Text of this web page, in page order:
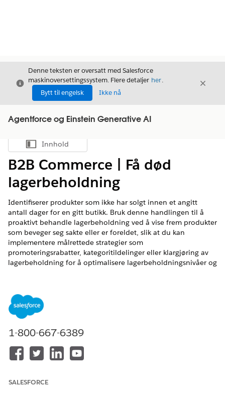
Avslutt
Denne teksten er oversatt med Salesforce
maskinoversettingssystem. Flere detaljer her.
Bytt til engelsk
Ikke nå
Avslutt
Agentforce og Einstein Generative AI
Vis innholdsfortegnelse
Innhold
B2B Commerce | Få død
lagerbeholdning
Identifiserer produkter som ikke har solgt innen et angitt
antall dager for en gitt butikk. Bruk denne handlingen til å
proaktivt behandle lagerbeholdning ved å vise frem produkter
som beveger seg sakte eller er foreldet, slik at du kan
implementere målrettede strategier som
promoteringsrabatter, kategoritildelinger eller klargjøring av
lagerbeholdning for å optimalisere lagerbeholdningsnivåer og
NØDVENDIGE UTGAVER
Developer
Edition med fundamenter, eller
eller
Einstein 1Edition
NØDVENDIG
1-800-667-6389
SALESFORCE